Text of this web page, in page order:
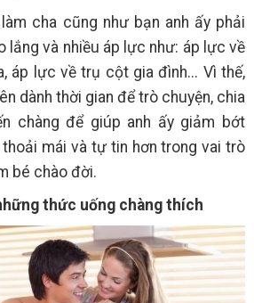
cha cũng như bạn anh ấy phải
lắng và nhiều áp lực như: áp lực về
áp lực về trụ cột gia đình... Vì thế,
dành thời gian để trò chuyện, chia
chàng để giúp anh ấy giảm bớt
mái và tự tin hơn trong vai trò
bé chào đời.
thức uống chàng thích